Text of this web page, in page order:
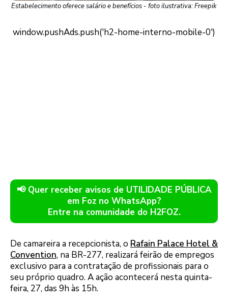
Estabelecimento oferece salário e benefícios - foto ilustrativa: Freepik
📢 Quer receber avisos de UTILIDADE PÚBLICA
em Foz no WhatsApp?
Entre na comunidade do H2FOZ.
De camareira a recepcionista, o Rafain Palace Hotel &
Convention, na BR-277, realizará feirão de empregos
exclusivo para a contratação de profissionais para o
seu próprio quadro. A ação acontecerá nesta quinta-
feira, 27, das 9h às 15h.